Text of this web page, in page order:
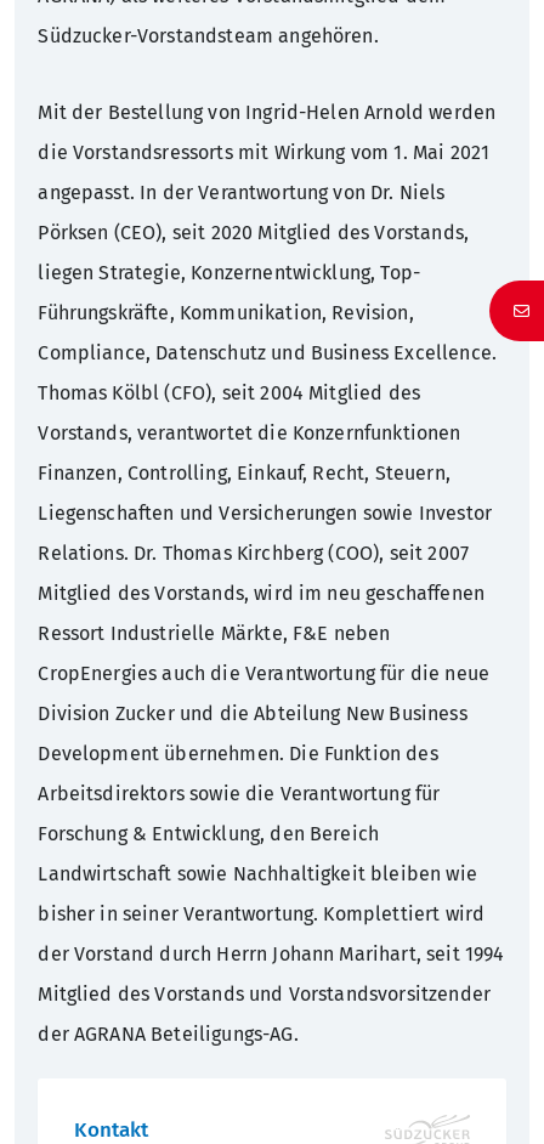
Südzucker-Vorstandsteam angehören.
Mit der Bestellung von Ingrid-Helen Arnold werden
die Vorstandsressorts mit Wirkung vom 1. Mai 2021
angepasst. In der Verantwortung von Dr. Niels
Pörksen (CEO), seit 2020 Mitglied des Vorstands,
liegen Strategie, Konzernentwicklung, Top-
Führungskräfte, Kommunikation, Revision,
Compliance, Datenschutz und Business Excellence.
Thomas Kölbl (CFO), seit 2004 Mitglied des
Vorstands, verantwortet die Konzernfunktionen
Finanzen, Controlling, Einkauf, Recht, Steuern,
Liegenschaften und Versicherungen sowie Investor
Relations. Dr. Thomas Kirchberg (COO), seit2007
Mitglied des Vorstands, wird im neu geschaffenen
Ressort Industrielle Märkte, F&E neben
CropEnergies auch die Verantwortung für die neue
Division Zucker und die Abteilung New Business
Development übernehmen. Die Funktion des
Arbeitsdirektors sowie die Verantwortung für
Forschung & Entwicklung, den Bereich
Landwirtschaft sowie Nachhaltigkeit bleiben wie
bisher in seiner Verantwortung. Komplettiert wird
der Vorstand durch Herrn Johann Marihart, seit 1994
Mitglied des Vorstands und Vorstandsvorsitzender
der AGRANA Beteiligungs-AG.
Kontakt